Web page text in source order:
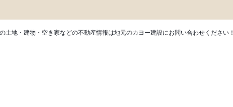
土地・建物・空き家などの不動産情報は地元のカヨー建設にお問い合わせください！